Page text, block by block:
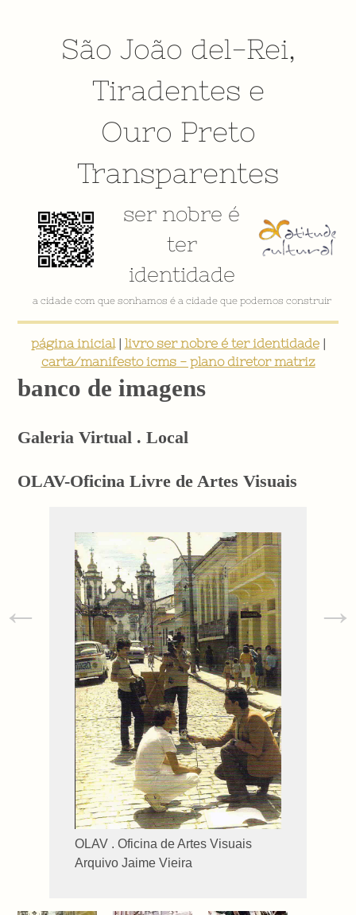
São João del-Rei,
Tiradentes e
Ouro Preto
Transparentes
ser nobre é
ter
identidade
a cidade com que sonhamos é a cidade que podemos construir
página inicial| livro ser nobre é ter identidade|
carta/manifesto icms - plano diretor matriz
banco de imagens
Galeria Virtual . Local
OLAV-Oficina Livre de Artes Visuais
OLAV . Oficina de Artes Visuais
Arquivo Jaime Vieira
← →